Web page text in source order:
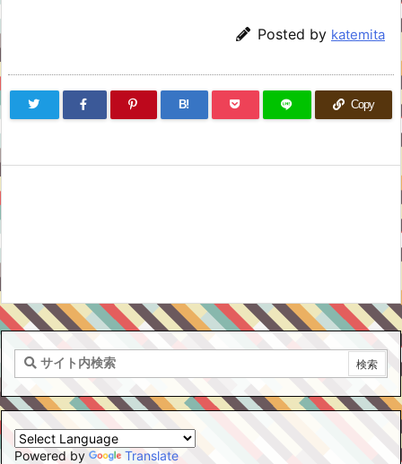
Posted by katemita
B! Copy
Powered by Translate